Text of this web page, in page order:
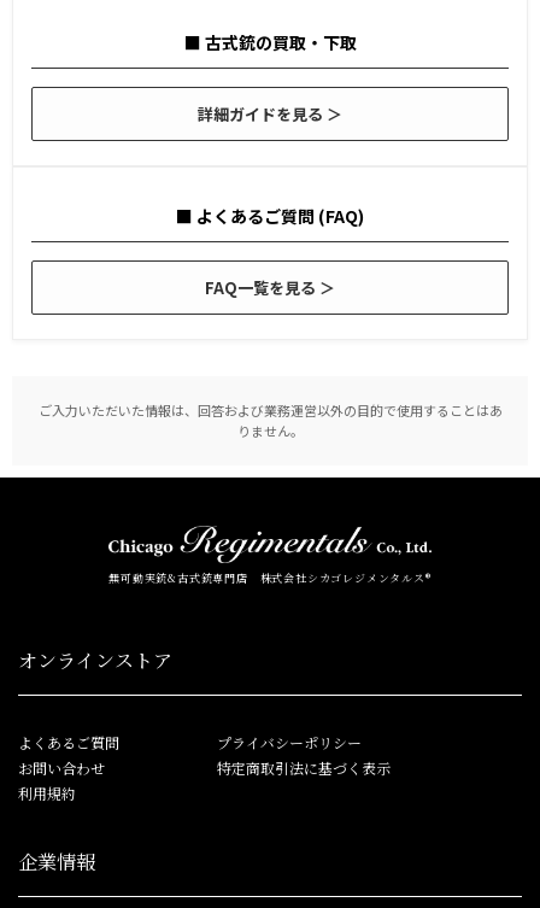
■ 古式銃の買取・下取
詳細ガイドを見る ＞
■ よくあるご質問 (FAQ)
FAQ一覧を見る ＞
ご入力いただいた情報は、回答および業務運営以外の目的で使用することはあ
りません。
無可動実銃&古式銃専門店 株式会社シカゴレジメンタルス®
オンラインストア
よくあるご質問
お問い合わせ
利用規約
プライバシーポリシー
特定商取引法に基づく表示
企業情報